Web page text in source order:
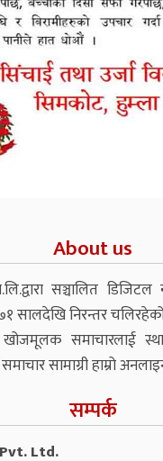
About us
सञ्चालित
सालदेखि निरन्तर
समाचारलाई
सामाग्री हाम्रो
सम्पर्क
Ltd.